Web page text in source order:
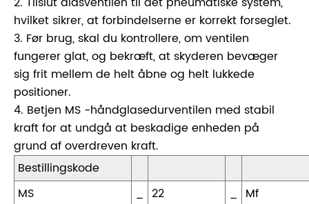
hvilket sikrer, at forbindelserne er korrekt forseglet.
3. Før brug, skal du kontrollere, om ventilen
fungerer glat, og bekræft, at skyderen bevæger
sig frit mellem de helt åbne og helt lukkede
positioner.
4. Betjen MS -håndglasedurventilen med stabil
kraft for at undgå at beskadige enheden på
grund af overdreven kraft.
Bestillingskode
MS
_ 22 _ Mf